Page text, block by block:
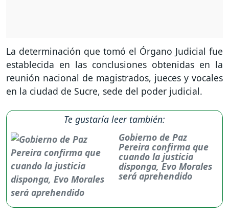
La determinación que tomó el Órgano Judicial fue
establecida en las conclusiones obtenidas en la
reunión nacional de magistrados, jueces y vocales
en la ciudad de Sucre, sede del poder judicial.
Te gustaría leer también:
Gobierno de Paz
Pereira confirma que
cuando la justicia
disponga, Evo Morales
será aprehendido